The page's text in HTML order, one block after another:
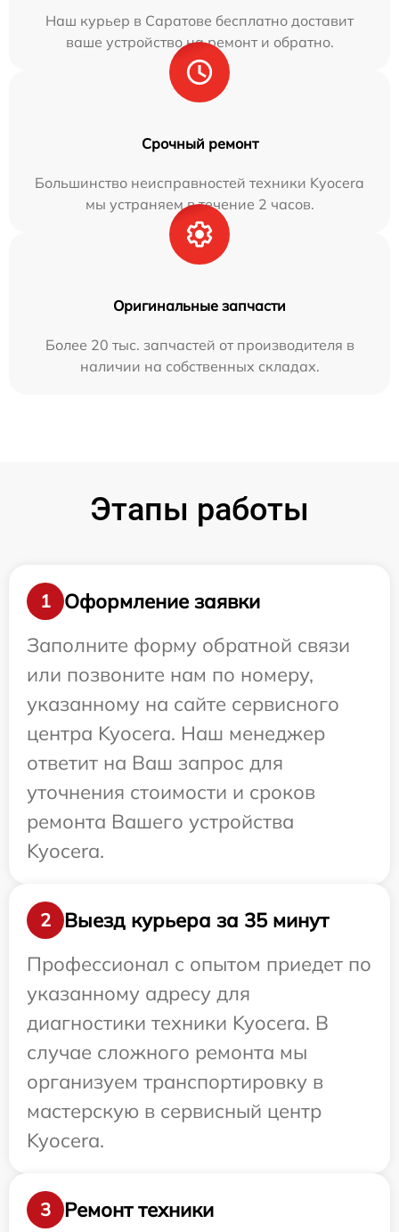
Наш курьер в Саратове бесплатно доставит
ваше устройство на ремонт и обратно.
Срочный ремонт
Большинство неисправностей техники Kyocera
мы устраняем в течение 2 часов.
Оригинальные запчасти
Более 20 тыс. запчастей от производителя в
наличии на собственных складах.
Этапы работы
1
Оформление заявки
Заполните форму обратной связи
или позвоните нам по номеру,
указанному на сайте сервисного
центра Kyocera. Наш менеджер
ответит на Ваш запрос для
уточнения стоимости и сроков
ремонта Вашего устройства
Kyocera.
2
Выезд курьера за 35 минут
Профессионал с опытом приедет по
указанному адресу для
диагностики техники Kyocera. В
случае сложного ремонта мы
организуем транспортировку в
мастерскую в сервисный центр
Kyocera.
3 Ремонт техники